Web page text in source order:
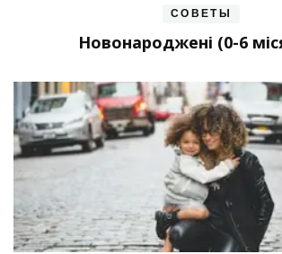
СОВЕТЫ
Новонароджені (0-6